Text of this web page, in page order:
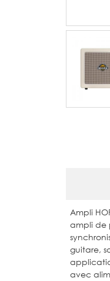
Ampli
ampli de
guitare,
avec